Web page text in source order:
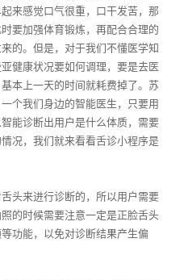
来感觉口气很重，口干发苦，那
要加强体育锻炼，再配合合理的
的。但是，对于我们不懂医学知
健康状况要如何调理，要是去医
本上一天的时间就耗费掉了。苏
个我们身边的智能医生，只要用
能诊断出用户是什么体质，需要
况，我们就来看看舌诊小程序是
头来进行诊断的，所以用户需要
的时候需要注意一定是正脸舌头
功能，以免对诊断结果产生偏